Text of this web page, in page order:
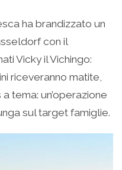
ha brandizzato un
con il
Vicky il Vichingo:
riceveranno matite,
tema: un’operazione
sul target famiglie.